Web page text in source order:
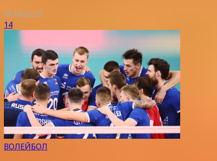
06.08.2026
14
ВОЛЕЙБОЛ